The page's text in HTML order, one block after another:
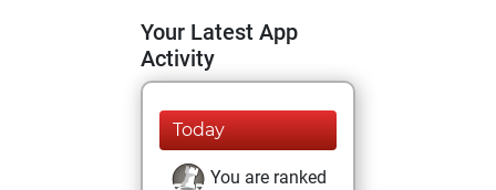
Your Latest App
Activity
Today
You are ranked